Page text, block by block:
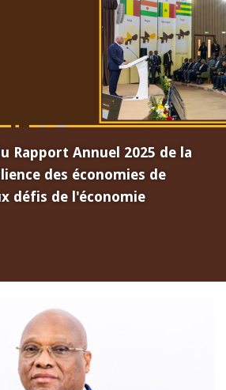
Rapport Annuel 2025 de la
des économies de
défis de l'économie